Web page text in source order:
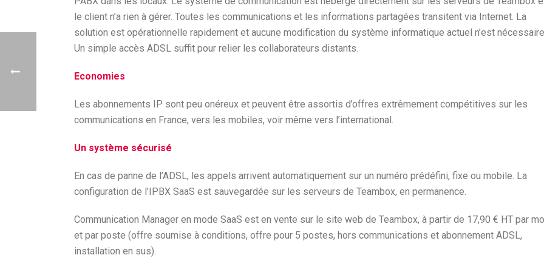
le client n’a rien à gérer. Toutes les communications et les informations partagées transitent via Internet. La
solution est opérationnelle rapidement et aucune modification du système informatique actuel n’est
Un simple accès ADSL suffit pour relier les collaborateurs distants.
Economies
Les abonnements IP sont peu onéreux et peuvent être assortis d’offres extrêmement compétitives sur les
communications en France, vers les mobiles, voir même vers l’international.
Un système sécurisé
En cas de panne de l’ADSL, les appels arrivent automatiquement sur un numéro prédéfini, fixe ou mobile. La
configuration de l’IPBX SaaS est sauvegardée sur les serveurs de Teambox, en permanence.
Communication Manager en mode SaaS est en vente sur le site web de Teambox, à partir de 17,90 € HT par
et par poste (offre soumise à conditions, offre pour 5 postes, hors communications et abonnement ADSL,
installation en sus).